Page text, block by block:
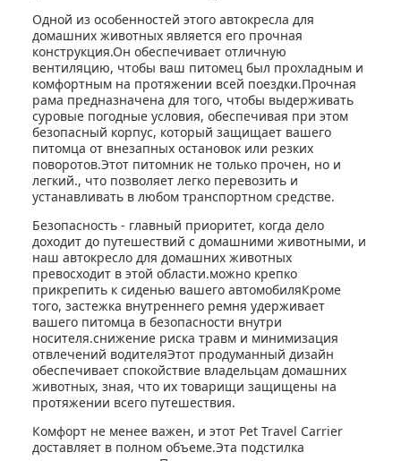
Одной из особенностей этого автокресла для
домашних животных является его прочная
конструкция.Он обеспечивает отличную
вентиляцию, чтобы ваш питомец был прохладным и
комфортным на протяжении всей поездки.Прочная
рама предназначена для того, чтобы выдерживать
суровые погодные условия, обеспечивая при этом
безопасный корпус, который защищает вашего
питомца от внезапных остановок или резких
поворотов.Этот питомник не только прочен, но и
легкий., что позволяет легко перевозить и
устанавливать в любом транспортном средстве.
Безопасность - главный приоритет, когда дело
доходит до путешествий с домашними животными, и
наш автокресло для домашних животных
превосходит в этой области.можно крепко
прикрепить к сиденью вашего автомобиляКроме
того, застежка внутреннего ремня удерживает
вашего питомца в безопасности внутри
носителя.снижение риска травм и минимизация
отвлечений водителяЭтот продуманный дизайн
обеспечивает спокойствие владельцам домашних
животных, зная, что их товарищи защищены на
протяжении всего путешествия.
Комфорт не менее важен, и этот Pet Travel Carrier
доставляет в полном объеме.Эта подстилка